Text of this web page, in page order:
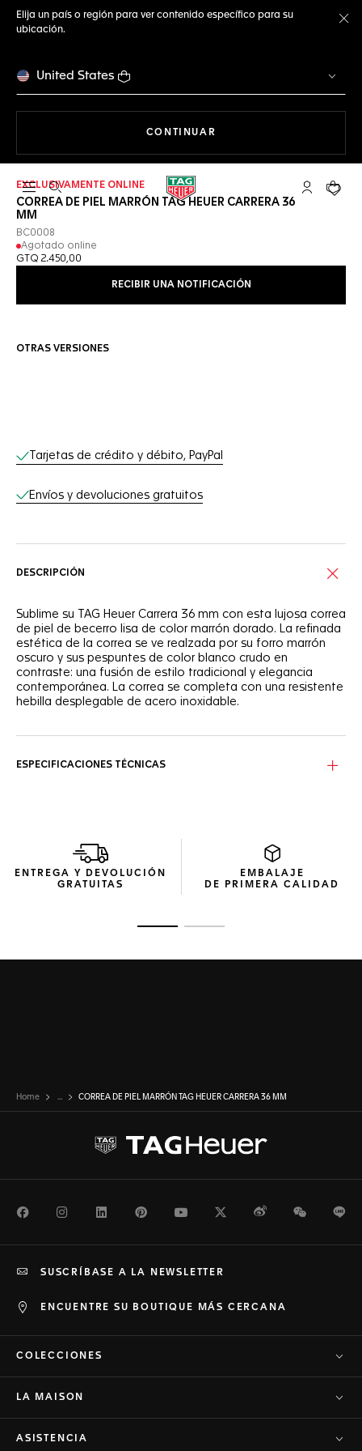
Elija un país o región para ver contenido específico para su
ubicación.
United States
CONTINUAR
Abrir el menú de búsqueda Cuenta Mi
Su
EXCLUSIVAMENTE ONLINE
CORREA DE PIEL MARRÓN TAG HEUER CARRERA 36
MM
BC0008
Agotado online
GTQ 2.450,00
RECIBIR UNA NOTIFICACIÓN
OTRAS VERSIONES
Servicios online
Tarjetas de crédito y débito, PayPal
Envíos y devoluciones gratuitos
DESCRIPCIÓN
Sublime su TAG Heuer Carrera 36 mm con esta lujosa correa
de piel de becerro lisa de color marrón dorado. La refinada
estética de la correa se ve realzada por su forro marrón
oscuro y sus pespuntes de color blanco crudo en
contraste: una fusión de estilo tradicional y elegancia
contemporánea. La correa se completa con una resistente
hebilla desplegable de acero inoxidable.
ESPECIFICACIONES TÉCNICAS
ENTREGA Y DEVOLUCIÓN
GRATUITAS
EMBALAJE
DE PRIMERA CALIDAD
Home ... CORREA DE PIEL MARRÓN TAG HEUER CARRERA 36 MM
FacebookInstagramLinkedInPinterestYoutubeTwitterWeiboWeChat
ENCUENTRE SU BOUTIQUE MÁS CERCANA
SUSCRÍBASE A LA NEWSLETTER
COLECCIONES
LA MAISON
ASISTENCIA